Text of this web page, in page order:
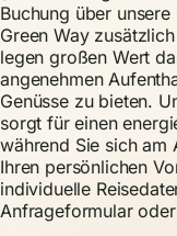
Buchung über
Green Way
legen großen Wert
angenehmen
Genüsse zu bieten.
sorgt für einen
während Sie sich am
Ihren persönlichen
individuelle
Anfrageformular